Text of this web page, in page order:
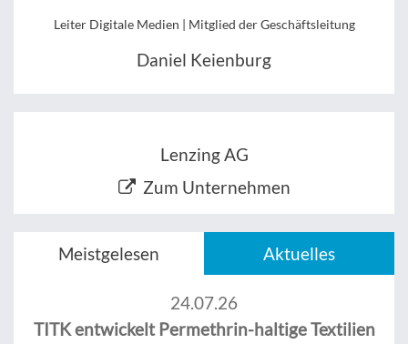
Leiter Digitale Medien | Mitglied der Geschäftsleitung
Daniel Keienburg
Lenzing AG
Zum Unternehmen
Meistgelesen Aktuelles
24.07.26
TITK entwickelt Permethrin-haltige Textilien